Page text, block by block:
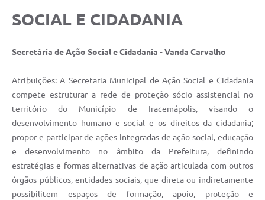
SOCIAL E CIDADANIA
Secretária de Ação Social e Cidadania - Vanda Carvalho
Atribuições: A Secretaria Municipal de Ação Social e Cidadania
compete estruturar a rede de proteção sócio assistencial no
território do Município de Iracemápolis, visando o
desenvolvimento humano e social e os direitos da cidadania;
propor e participar de ações integradas de ação social, educação
e desenvolvimento no âmbito da Prefeitura, definindo
estratégias e formas alternativas de ação articulada com outros
órgãos públicos, entidades sociais, que direta ou indiretamente
possibilitem espaços de formação, apoio, proteção e